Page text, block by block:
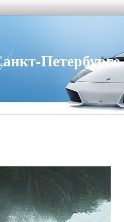
Петербурге